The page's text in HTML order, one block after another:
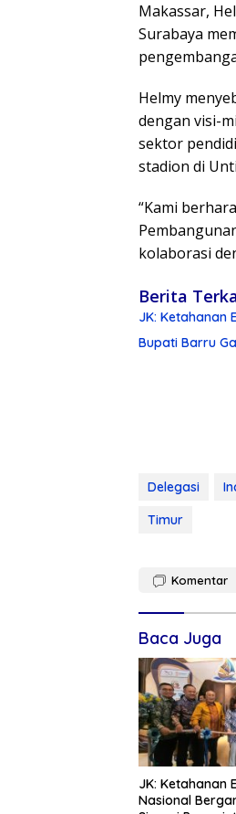
Makassar,
Surabaya
Helmy
dengan visi-
sektor
stadion di
“Kami
kolaborasi
Berita
JK: Ketahanan
Bupati Barru
Delegasi
Timur
Komentar
Baca Juga
JK: Ketahanan
Nasional